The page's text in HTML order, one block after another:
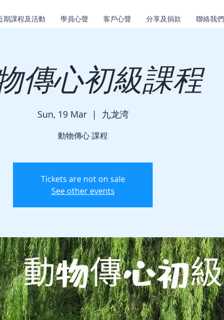
期課程及活動 學員心聲 客戶心聲 分享及捐款 聯絡我們
傳心初級課程
Sun, 19 Mar
  |
九龙湾
動物傳心 課程
Tickets are not on sale
See other events